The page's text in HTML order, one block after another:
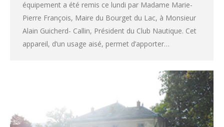
équipement a été remis ce lundi par Madame Marie-
Pierre François, Maire du Bourget du Lac, à Monsieur
Alain Guicherd- Callin, Président du Club Nautique. Cet
appareil, d’un usage aisé, permet d’apporter…